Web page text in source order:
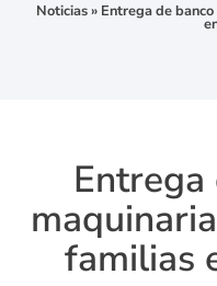
Noticias» Entrega de
Entrega
familias